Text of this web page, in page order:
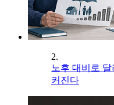
2.
노후 대비로
커진다